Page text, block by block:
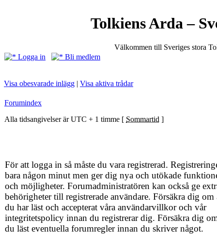
Tolkiens Arda –
Välkommen till Sveriges stora
Logga in
Bli medlem
Visa obesvarade inlägg | Visa aktiva trådar
Forumindex
Alla tidsangivelser är UTC + 1 timme [ Sommartid ]
För att logga in så måste du vara registrerad.
bara någon minut men ger dig nya och utökade
och möjligheter. Forumadministratören kan också ge
behörigheter till registrerade användare. Försäkra dig om
du har läst och accepterat våra användarvillkor och vår
integritetspolicy innan du registrerar dig. Försäkra dig
du läst eventuella forumregler innan du skriver något.